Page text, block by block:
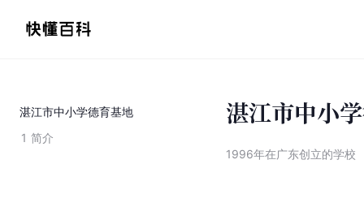
湛江市中小学德育基地
1 简介
湛江市中小
1996年在广东创立的学校